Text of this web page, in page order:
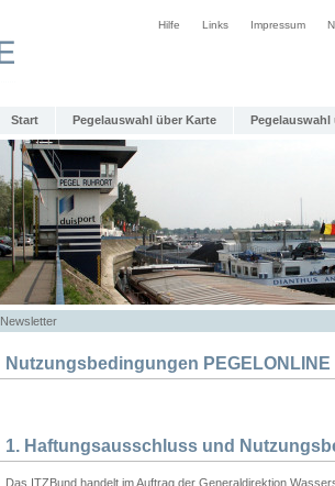
Hilfe Links Impressum
Start Pegelauswahl über Karte Pegelauswahl
Newsletter
Nutzungsbedingungen PEGELONLINE
1. Haftungsausschluss und
Das ITZBund handelt im Auftrag der Generaldirektion